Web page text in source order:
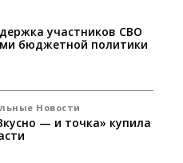
участников СВО
бюджетной политики
Новости
— и точка» купила